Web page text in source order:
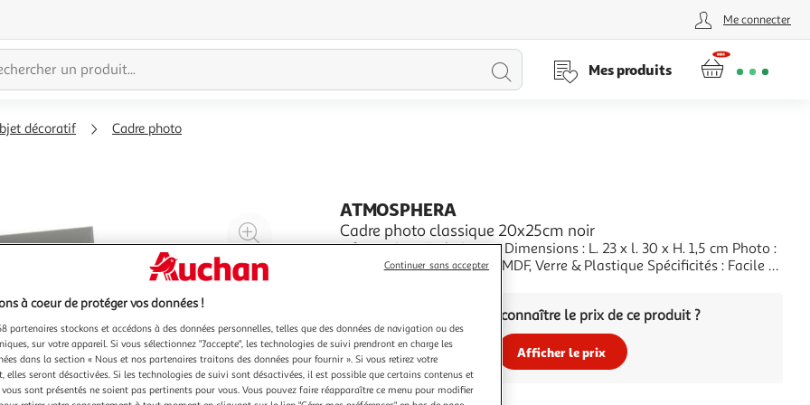
Me connecter
Lancer
Mes produits
décoratif Cadre photo
Agrandir
l'illustration
à
Réduire
à
100
%
Partager
le
produit
ATMOSPHERA
Cadre photo classique 20x25cm noir
Informations Techniques : Dimensions : L. 23 x l. 30 x H. 1,5 cm Photo :
L. 20 x l. 25 cm Matières : MDF, Verre & Plastique Spécificités : Facile à
Vous voulez connaître le prix de ce produit ?
Afficher le prix
à coeur de protéger vos données !
partenaires stockons et accédons à des données personnelles, telles que des données de navigation ou des
sur votre appareil. Si vous sélectionnez "J'accepte", les technologies de suivi prendront en charge les
dans la section « Nous et nos partenaires traitons des données pour fournir ». Si vous retirez votre
elles seront désactivées. Si les technologies de suivi sont désactivées, il est possible que certains contenus et
sont présentés ne soient pas pertinents pour vous. Vous pouvez faire réapparaître ce menu pour modifier
Continuer sans accepter